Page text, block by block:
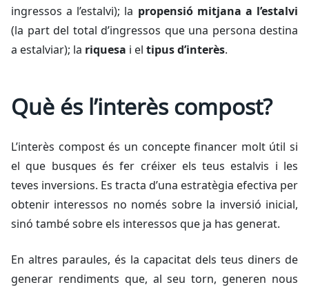
ingressos a l’estalvi); la propensió mitjana a l’estalvi
(la part del total d’ingressos que una persona destina
a estalviar); la riquesa i el tipus d’interès.
Què és l’interès compost?
L’interès compost és un concepte financer molt útil si
el que busques és fer créixer els teus estalvis i les
teves inversions. Es tracta d’una estratègia efectiva per
obtenir interessos no només sobre la inversió inicial,
sinó també sobre els interessos que ja has generat.
En altres paraules, és la capacitat dels teus diners de
generar rendiments que, al seu torn, generen nous